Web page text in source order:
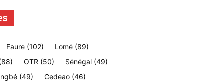
Faure (102) Lomé (89)
(88) OTR (50) Sénégal (49)
(49) Cedeao (46)